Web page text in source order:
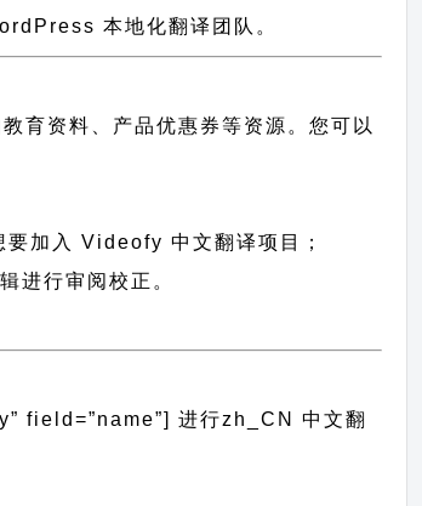
本地化翻译团队。
育资料、产品优惠券等资源。您可以
加入 Videofy 中文翻译项目；
进行审阅校正。
field=”name”]进行zh_CN
中文翻